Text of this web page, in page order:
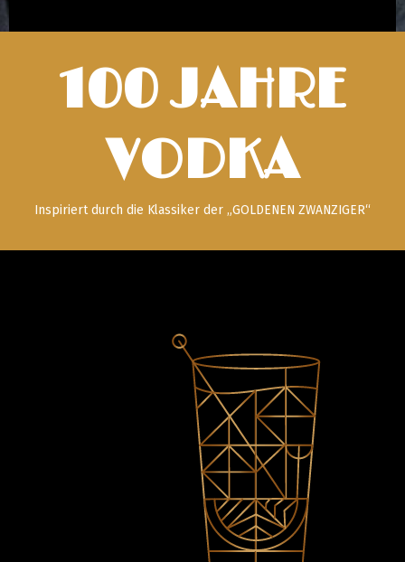
100 JAHRE
VODKA
Inspiriert durch die Klassiker der „GOLDENEN ZWANZIGER“